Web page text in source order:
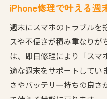
iPhone修理で叶える週
週末にスマホのトラブルを
スや不便さが積み重なりが
は、即日修理により「スマ
適な週末をサポートしてい
さやバッテリー持ちの良さ